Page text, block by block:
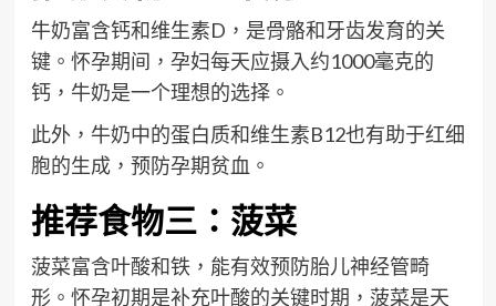
牛奶富含钙和维生素D，是骨骼和牙齿发育的关
键。怀孕期间，孕妇每天应摄入约1000毫克的
钙，牛奶是一个理想的选择。
此外，牛奶中的蛋白质和维生素B12也有助于红细
胞的生成，预防孕期贫血。
推荐食物三：菠菜
菠菜富含叶酸和铁，能有效预防胎儿神经管畸
形。怀孕初期是补充叶酸的关键时期，菠菜是天